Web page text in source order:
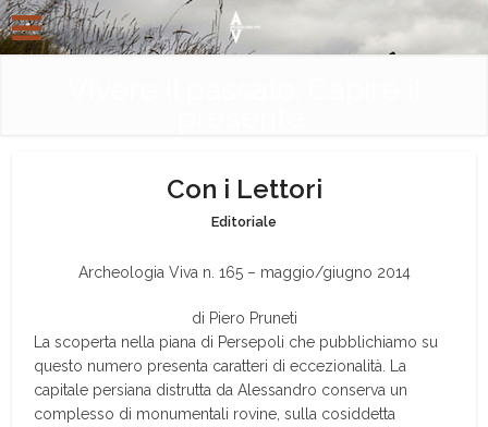
Con i Lettori
Editoriale
Archeologia Viva n. 165 – maggio/giugno 2014
di Piero Pruneti
La scoperta nella piana di Persepoli che pubblichiamo su
questo numero presenta caratteri di eccezionalità. La
capitale persiana distrutta da Alessandro conserva un
complesso di monumentali rovine, sulla cosiddetta